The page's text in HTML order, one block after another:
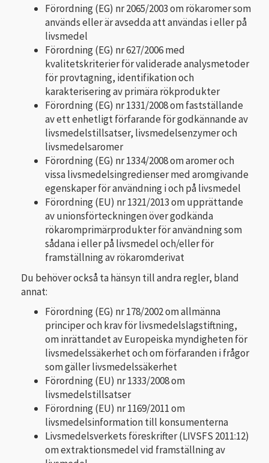
Förordning (EG) nr 2065/2003 om rökaromer som
används eller är avsedda att användas i eller på
livsmedel
Förordning (EG) nr 627/2006 med
kvalitetskriterier för validerade analysmetoder
för provtagning, identifikation och
karakterisering av primära rökprodukter
Förordning (EG) nr 1331/2008 om fastställande
av ett enhetligt förfarande för godkännande av
livsmedelstillsatser, livsmedelsenzymer och
livsmedelsaromer
Förordning (EG) nr 1334/2008 om aromer och
vissa livsmedelsingredienser med aromgivande
egenskaper för användning i och på livsmedel
Förordning (EU) nr 1321/2013 om upprättande
av unionsförteckningen över godkända
rökaromprimärprodukter för användning som
sådana i eller på livsmedel och/eller för
framställning av rökaromderivat
Du behöver också ta hänsyn till andra regler, bland
annat:
Förordning (EG) nr 178/2002 om allmänna
principer och krav för livsmedelslagstiftning,
om inrättandet av Europeiska myndigheten för
livsmedelssäkerhet och om förfaranden i frågor
som gäller livsmedelssäkerhet
Förordning (EU) nr 1333/2008 om
livsmedelstillsatser
Förordning (EU) nr 1169/2011 om
livsmedelsinformation till konsumenterna
Livsmedelsverkets föreskrifter (LIVSFS 2011:12)
om extraktionsmedel vid framställning av